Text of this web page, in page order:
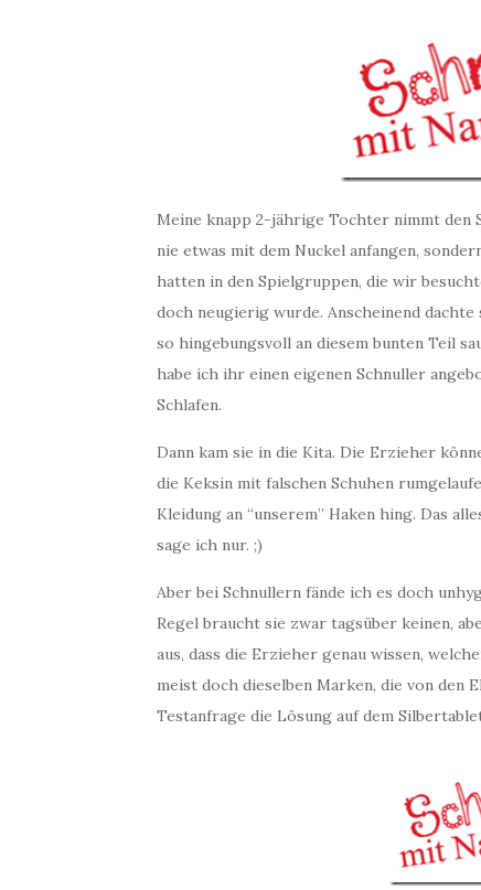
Meine knapp 2-jährige Tochter nimmt den
nie etwas mit dem Nuckel anfangen,
hatten in den Spielgruppen, die wir
doch neugierig wurde. Anscheinend dachte
so hingebungsvoll an diesem bunten Teil
habe ich ihr einen eigenen Schnuller
Schlafen.
Dann kam sie in die Kita. Die Erzieher
die Keksin mit falschen Schuhen
Kleidung an “unserem” Haken hing. Das
sage ich nur. ;)
Aber bei Schnullern fände ich es doch
Regel braucht sie zwar tagsüber keinen,
aus, dass die Erzieher genau wissen,
meist doch dieselben Marken, die von
Testanfrage die Lösung auf dem